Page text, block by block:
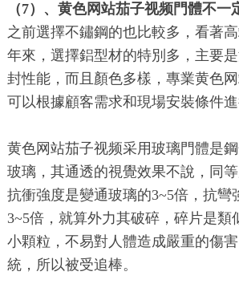
（7）、黄色网站茄子视频門體不一
之前選擇不鏽鋼的也比較多，看著
年來，選擇鋁型材的特別多，主要
封性能，而且顏色多樣，專業黄色
可以根據顧客需求和現場安裝條件進
黄色网站茄子视频采用玻璃門體是
玻璃，其通透的視覺效果不說，同
抗衝強度是變通玻璃的3~5倍，抗彎
3~5倍，就算外力其破碎，碎片是類
小顆粒，不易對人體造成嚴重的傷
統，所以被受追棒。